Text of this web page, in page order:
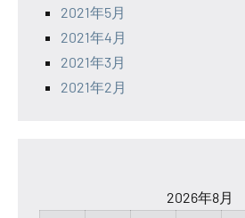
2021年5月
2021年4月
2021年3月
2021年2月
2026年8月